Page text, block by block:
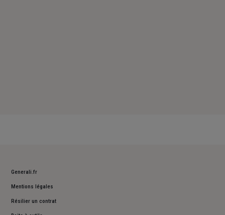
Generali.fr
Mentions légales
Résilier un contrat